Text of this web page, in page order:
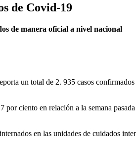
de Covid-19
de manera oficial a nivel nacional
un total de 2. 935 casos
ciento en relación a la semana
en las unidades de cuidados